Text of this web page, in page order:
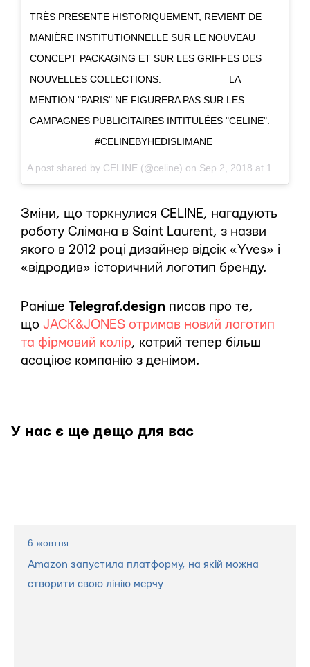
TRÈS PRESENTE HISTORIQUEMENT, REVIENT DE
MANIÈRE INSTITUTIONNELLE SUR LE NOUVEAU
CONCEPT PACKAGING ET SUR LES GRIFFES DES
NOUVELLES COLLECTIONS. ⠀⠀⠀⠀⠀⠀⠀⠀⠀ LA
MENTION "PARIS" NE FIGURERA PAS SUR LES
CAMPAGNES PUBLICITAIRES INTITULÉES "CELINE".
⠀⠀⠀⠀⠀⠀⠀⠀⠀ #CELINEBYHEDISLIMANE
A post shared by CELINE (@celine) on Sep 2, 2018 at 1:18pm PDT
Зміни, що торкнулися CELINE, нагадують
роботу Слімана в Saint Laurent, з назви
якого в 2012 році дизайнер відсік «Yves» і
«відродив» історичний логотип бренду.
Раніше Telegraf.design писав про те,
що JACK&JONES отримав новий логотип
та фірмовий колір, котрий тепер більш
асоціює компанію з денімом.
У нас є ще дещо для вас
6 жовтня
Amazon запустила платформу, на якій можна
створити свою лінію мерчу